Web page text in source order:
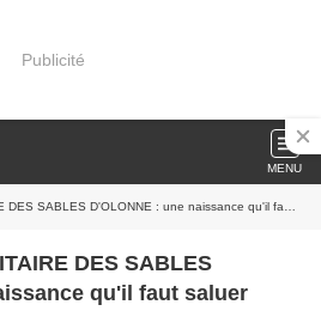
Publicité
MENU
SABLES D'OLONNE : une naissance qu'il faut saluer
DES SABLES
qu'il faut saluer